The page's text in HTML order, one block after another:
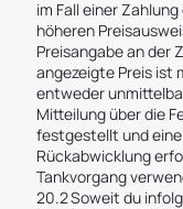
im Fall einer
höheren
Preisangabe an der
angezeigte Preis ist
entweder
Mitteilung über die
festgestellt und
Rückabwicklung
Tankvorgang
20.2 Soweit du